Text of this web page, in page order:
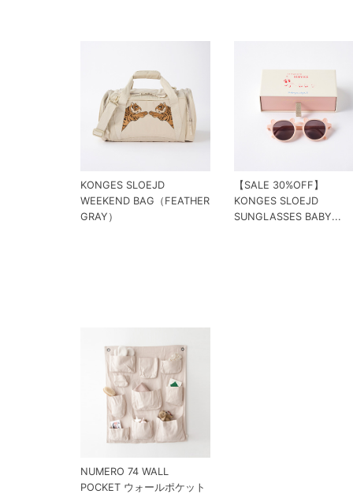
KONGES SLOEJD
WEEKEND BAG（FEATHER
GRAY）
【SALE 30%OFF】
KONGES SLOEJD
SUNGLASSES BABY...
NUMERO 74 WALL
POCKET ウォールポケット